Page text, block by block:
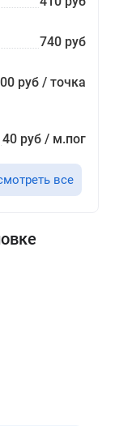
740 руб
руб / точка
40 руб / м.пог
все